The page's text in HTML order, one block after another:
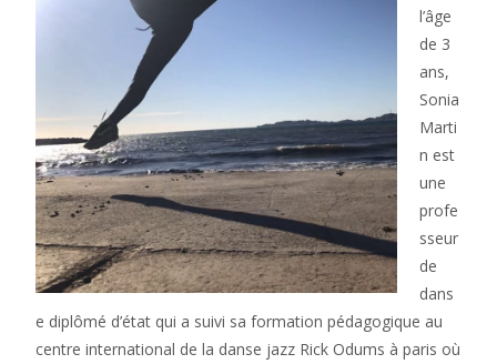
l’âge
de 3
ans,
Sonia
Marti
n est
une
profe
sseur
de
dans
e diplômé d’état qui a suivi sa formation pédagogique au
centre international de la danse jazz Rick Odums à paris où